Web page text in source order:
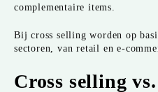
complementaire items.
Bij cross selling worden op
sectoren, van retail en e-
Cross selling